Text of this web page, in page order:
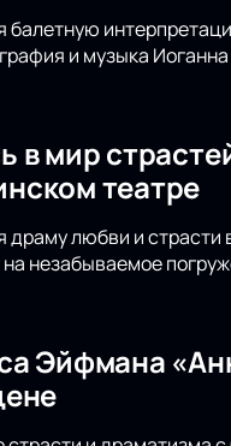
балетную
и музыка
в мир
театре
драму любви и
незабываемое
Эйфмана